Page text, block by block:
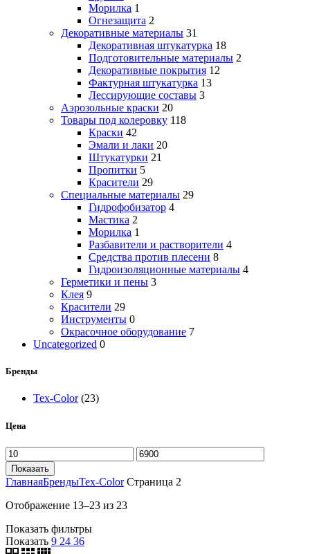
Морилка 1
Огнезащита 2
Декоративные материалы 31
Декоративная штукатурка 18
Подготовительные материалы 2
Декоративные покрытия 12
Фактурная штукатурка 13
Лессирующие составы 3
Аэрозольные краски 20
Товары под колеровку 118
Краски 42
Эмали и лаки 20
Штукатурки 21
Пропитки 5
Красители 29
Специальные материалы 29
Гидрофобизатор 4
Мастика 2
Морилка 1
Разбавители и растворители 4
Средства против плесени 8
Гидроизоляционные материалы 4
Герметики и пены 3
Клея 9
Красители 29
Инструменты 0
Окрасочное оборудование 7
Uncategorized 0
Бренды
Tex-Color (23)
Цена
Показать
ГлавнаяБрендыTex-ColorСтраница 2
Отображение 13–23 из 23
Показать фильтры
Показать 9 24 36